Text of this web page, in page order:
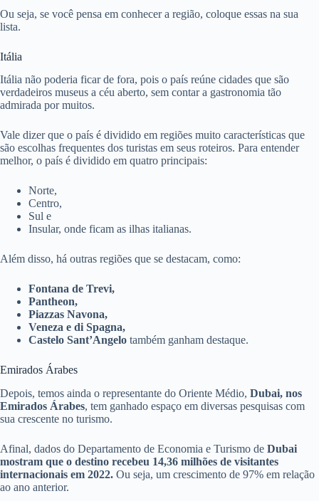
Ou seja, se você pensa em conhecer a região, coloque essas na sua
lista.
Itália
Itália não poderia ficar de fora, pois o país reúne cidades que são
verdadeiros museus a céu aberto, sem contar a gastronomia tão
admirada por muitos.
Vale dizer que o país é dividido em regiões muito características que
são escolhas frequentes dos turistas em seus roteiros. Para entender
melhor, o país é dividido em quatro principais:
Norte,
Centro,
Sul e
Insular, onde ficam as ilhas italianas.
Além disso, há outras regiões que se destacam, como:
Fontana de Trevi,
Pantheon,
Piazzas Navona,
Veneza e di Spagna,
Castelo Sant’Angelo também ganham destaque.
Emirados Árabes
Depois, temos ainda o representante do Oriente Médio, Dubai, nos
Emirados Árabes, tem ganhado espaço em diversas pesquisas com
sua crescente no turismo.
Afinal, dados do Departamento de Economia e Turismo de Dubai
mostram que o destino recebeu 14,36 milhões de visitantes
internacionais em 2022. Ou seja, um crescimento de 97% em relação
ao ano anterior.